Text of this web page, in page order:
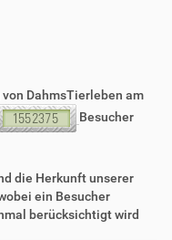
DahmsTierleben am
Besucher
die Herkunft unserer
ein Besucher
berücksichtigt wird